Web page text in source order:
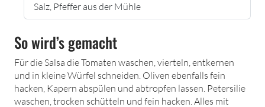
Salz, Pfeffer aus der Mühle
So wird’s gemacht
Für die Salsa die Tomaten waschen, vierteln, entkernen
und in kleine Würfel schneiden. Oliven ebenfalls fein
hacken, Kapern abspülen und abtropfen lassen. Petersilie
waschen, trocken schütteln und fein hacken. Alles mit